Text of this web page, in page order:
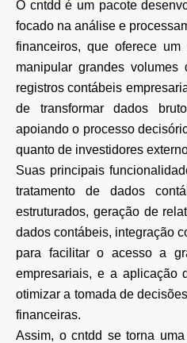
O cntdd é um pacote
focado na análise e
financeiros, que oferece
manipular grandes
registros contábeis
de transformar dados
apoiando o processo
quanto de investidores
Suas principais
tratamento de dados
estruturados, geração de
dados contábeis, integração
para facilitar o acesso a
empresariais, e a aplicação
otimizar a tomada de
financeiras.
Assim, o cntdd se torna